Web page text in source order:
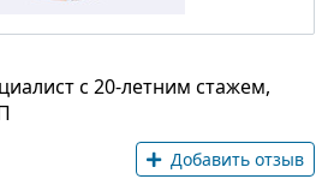
с 20-летним стажем,
Добавить отзыв